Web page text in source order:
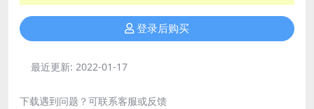
登录后购买
最近更新: 2022-01-17
下载遇到问题？可联系客服或反馈